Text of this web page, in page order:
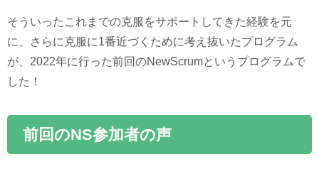
そういったこれまでの克服をサポートしてきた経験を元
に、さらに克服に1番近づくために考え抜いたプログラム
が、2022年に行った前回のNewScrumというプログラムで
した！
前回のNS参加者の声